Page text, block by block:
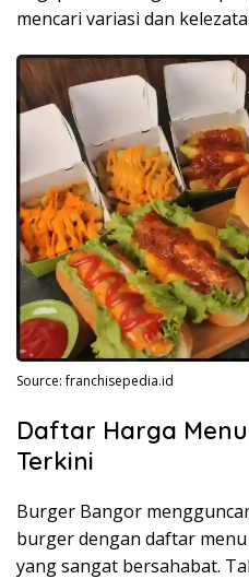
mencari variasi dan
Source: franchisepedia.id
Daftar Harga
Terkini
Burger Bangor
burger dengan daftar
yang sangat bersahabat.